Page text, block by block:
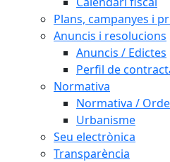
Plans, campanyes i
Anuncis i resolucions
Anuncis / Edictes
Perfil de
Normativa
Normativa /
Urbanisme
Seu electrònica
Transparència